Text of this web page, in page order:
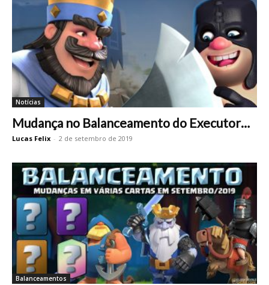
Notícias
Mudança no Balanceamento do Executor…
Lucas Felix - 2 de setembro de 2019
Balanceamentos